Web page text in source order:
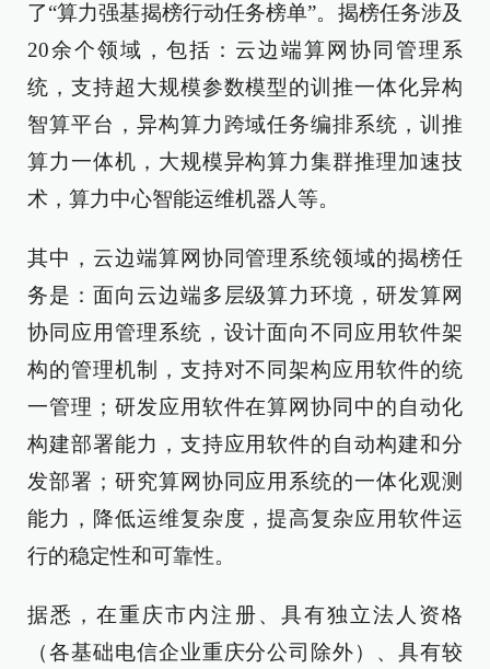
了“算力强基揭榜行动任务榜单”。揭榜任务涉及
20余个领域，包括：云边端算网协同管理系
统，支持超大规模参数模型的训推一体化异构
智算平台，异构算力跨域任务编排系统，训推
算力一体机，大规模异构算力集群推理加速技
术，算力中心智能运维机器人等。
其中，云边端算网协同管理系统领域的揭榜任
务是：面向云边端多层级算力环境，研发算网
协同应用管理系统，设计面向不同应用软件架
构的管理机制，支持对不同架构应用软件的统
一管理；研发应用软件在算网协同中的自动化
构建部署能力，支持应用软件的自动构建和分
发部署；研究算网协同应用系统的一体化观测
能力，降低运维复杂度，提高复杂应用软件运
行的稳定性和可靠性。
据悉，在重庆市内注册、具有独立法人资格
（各基础电信企业重庆分公司除外）、具有较